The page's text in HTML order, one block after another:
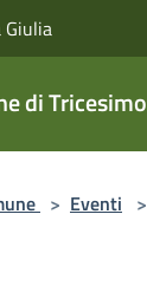
Giulia
di Tricesimo
> Eventi >